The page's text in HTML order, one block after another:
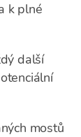
k plné
další
mostů